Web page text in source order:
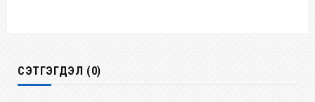
СЭТГЭГДЭЛ (0)